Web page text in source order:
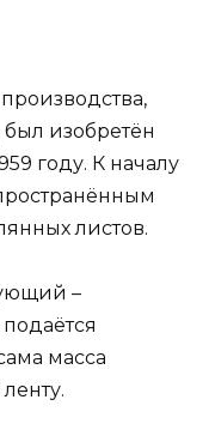
изобретён
году. К началу
листов.
–
масса